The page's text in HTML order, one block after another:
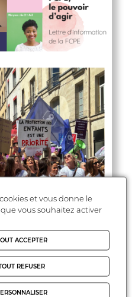
et vous donne le
vous souhaitez activer
ACCEPTER
REFUSER